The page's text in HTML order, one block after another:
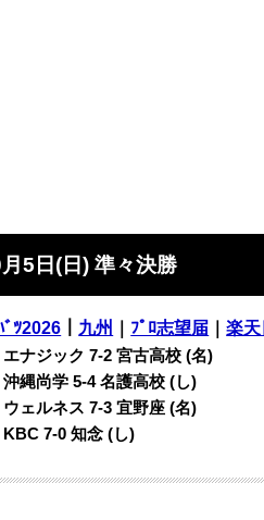
5日(日) 準々決勝
ﾞﾂ2026 九州 ﾌﾟﾛ志望届 ｜楽天
エナジック 7-2 宮古高校 (名)
沖縄尚学 5-4名護高校 (し)
ウェルネス 7-3 宜野座 (名)
KBC 7-0 知念 (し)